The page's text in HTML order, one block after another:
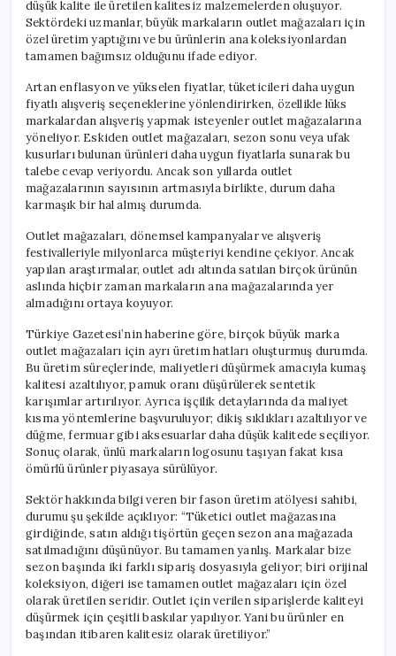
Ürünler
için
düşük kalite ile üretilen kalitesiz malzemelerden oluşuyor.
Sektördeki uzmanlar, büyük markaların outlet mağazaları için
özel üretim yaptığını ve bu ürünlerin ana koleksiyonlardan
tamamen bağımsız olduğunu ifade ediyor.
Artan enflasyon ve yükselen fiyatlar, tüketicileri daha uygun
fiyatlı alışveriş seçeneklerine yönlendirirken, özellikle lüks
markalardan alışveriş yapmak isteyenler outlet mağazalarına
yöneliyor. Eskiden outlet mağazaları, sezon sonu veya ufak
kusurları bulunan ürünleri daha uygun fiyatlarla sunarak bu
talebe cevap veriyordu. Ancak son yıllarda outlet
mağazalarının sayısının artmasıyla birlikte, durum daha
karmaşık bir hal almış durumda.
Outlet mağazaları, dönemsel kampanyalar ve alışveriş
festivalleriyle milyonlarca müşteriyi kendine çekiyor. Ancak
yapılan araştırmalar, outlet adı altında satılan birçok ürünün
aslında hiçbir zaman markaların ana mağazalarında yer
almadığını ortaya koyuyor.
Türkiye Gazetesi’nin haberine göre, birçok büyük marka
outlet mağazaları için ayrı üretim hatları oluşturmuş durumda.
Bu üretim süreçlerinde, maliyetleri düşürmek amacıyla kumaş
kalitesi azaltılıyor, pamuk oranı düşürülerek sentetik
karışımlar artırılıyor. Ayrıca işçilik detaylarında da maliyet
kısma yöntemlerine başvuruluyor; dikiş sıklıkları azaltılıyor ve
düğme, fermuar gibi aksesuarlar daha düşük kalitede seçiliyor.
Sonuç olarak, ünlü markaların logosunu taşıyan fakat kısa
ömürlü ürünler piyasaya sürülüyor.
Sektör hakkında bilgi veren bir fason üretim atölyesi sahibi,
durumu şu şekilde açıklıyor: “Tüketici outlet mağazasına
girdiğinde, satın aldığı tişörtün geçen sezon ana mağazada
satılmadığını düşünüyor. Bu tamamen yanlış. Markalar bize
sezon başında iki farklı sipariş dosyasıyla geliyor; biri orijinal
koleksiyon, diğeri ise tamamen outlet mağazaları için özel
olarak üretilen seridir. Outlet için verilen siparişlerde kaliteyi
düşürmek için çeşitli baskılar yapılıyor. Yani bu ürünler en
başından itibaren kalitesiz olarak üretiliyor.”